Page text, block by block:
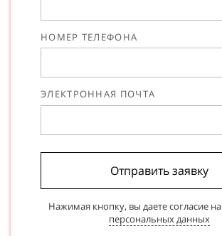
НОМЕР ТЕЛЕФОНА
ЭЛЕКТРОННАЯ ПОЧТА
Отправить заявку
Нажимая кнопку, вы даете согласие на
персональных данных